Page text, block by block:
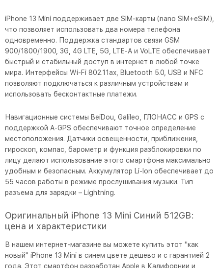
iPhone 13 Mini поддерживает две SIM-карты (nano SIM+eSIM),
что позволяет использовать два номера телефона
одновременно. Поддержка стандартов связи GSM
900/1800/1900, 3G, 4G LTE, 5G, LTE-A и VoLTE обеспечивает
быстрый и стабильный доступ в интернет в любой точке
мира. Интерфейсы Wi-Fi 802.11ax, Bluetooth 5.0, USB и NFC
позволяют подключаться к различным устройствам и
использовать бесконтактные платежи.
Навигационные системы BeiDou, Galileo, ГЛОНАСС и GPS с
поддержкой A-GPS обеспечивают точное определение
местоположения. Датчики освещенности, приближения,
гироскоп, компас, барометр и функция разблокировки по
лицу делают использование этого смартфона максимально
удобным и безопасным. Аккумулятор Li-Ion обеспечивает до
55 часов работы в режиме прослушивания музыки. Тип
разъема для зарядки – Lightning.
Оригинальный iPhone 13 Mini Синий 512GB:
цена и характеристики
В нашем интернет-магазине вы можете купить этот "как
новый" iPhone 13 Mini в синем цвете дешево и с гарантией 2
года. Этот смартфон разработан Apple в Калифорнии и